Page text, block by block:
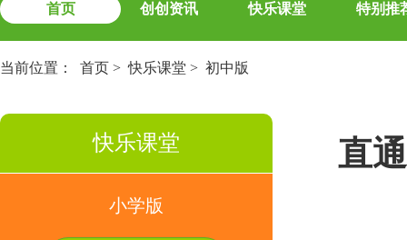
首页 创创资讯 快乐课堂 特别推
当前位置： 首页 >快乐课堂 > 初中版
快乐课堂
小学版
直